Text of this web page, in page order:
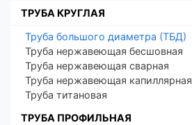
ТРУБА КРУГЛАЯ
Труба большого диаметра (ТБД)
Труба нержавеющая бесшовная
Труба нержавеющая сварная
Труба нержавеющая капиллярная
Труба титановая
ТРУБА ПРОФИЛЬНАЯ